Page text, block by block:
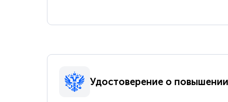
Удостоверение о